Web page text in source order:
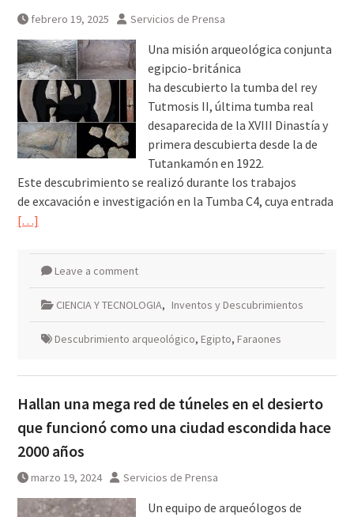
febrero 19, 2025 Servicios de Prensa
Una misión arqueológica conjunta
egipcio-británica
ha descubierto la tumba del rey
Tutmosis II, última tumba real
desaparecida de la XVIII Dinastía y
primera descubierta desde la de
Tutankamón en 1922.
Este descubrimiento se realizó durante los trabajos
de excavación e investigación en la Tumba C4, cuya entrada
[…]
Leave a comment
CIENCIA Y TECNOLOGIA, Inventos y Descubrimientos
Descubrimiento arqueológico, Egipto, Faraones
Hallan una mega red de túneles en el desierto
que funcionó como una ciudad escondida hace
2000 años
marzo 19, 2024 Servicios de Prensa
Un equipo de arqueólogos de